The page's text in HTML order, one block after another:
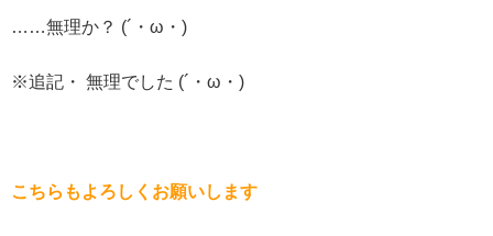
……無理か？ (´・ω・)
※追記・ 無理でした (´・ω・)
こちらもよろしくお願いします